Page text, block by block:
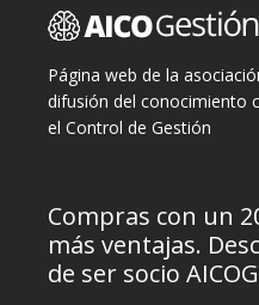
Página web de la
difusión del conocimiento
el Control de Gestión
Compras con un
más ventajas.
de ser socio